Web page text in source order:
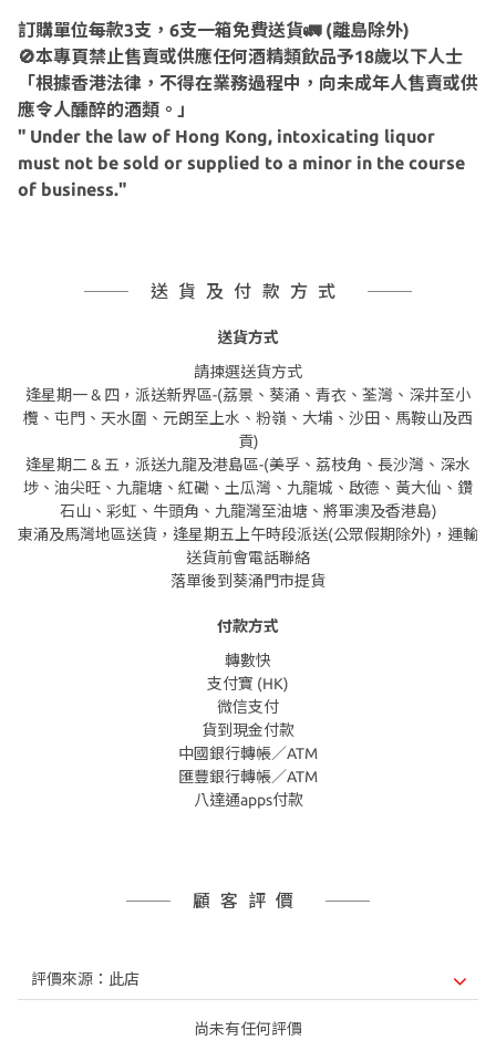
訂購單位每款3支，6支一箱免費送貨🚛 (離島除外)
🚫本專頁禁止售賣或供應任何酒精類飲品予18歲以下人士
「根據香港法律，不得在業務過程中，向未成年人售賣或供
應令人醺醉的酒類。」
" Under the law of Hong Kong, intoxicating liquor
must not be sold or supplied to a minor in the course
of business."
送貨及付款方式
送貨方式
請揀選送貨方式
逢星期一 & 四，派送新界區-(荔景、葵涌、青衣、荃灣、深井至小
欖、屯門、天水圍、元朗至上水、粉嶺、大埔、沙田、馬鞍山及西
貢)
逢星期二 & 五，派送九龍及港島區-(美孚、荔枝角、長沙灣、深水
埗、油尖旺、九龍塘、紅磡、土瓜灣、九龍城、啟德、黃大仙、鑽
石山、彩虹、牛頭角、九龍灣至油塘、將軍澳及香港島)
東涌及馬灣地區送貨，逢星期五上午時段派送(公眾假期除外)，運輸
送貨前會電話聯絡
落單後到葵涌門市提貨
付款方式
轉數快
支付寶 (HK)
微信支付
貨到現金付款
中國銀行轉帳／ATM
匯豐銀行轉帳／ATM
八達通apps付款
顧客評價
尚未有任何評價